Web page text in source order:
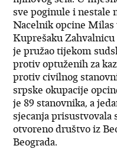
sve poginule i nestale
Nacelnik opcine
Kuprešaku
je pružao tijekom
protiv optuženih za
protiv civilnog
srpske okupacije
je 89 stanovnika, a
sjecanja prisustvovala
otvoreno društvo iz
Beograda.